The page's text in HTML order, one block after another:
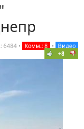
6484 • Комм.: 8 • Видео
+8